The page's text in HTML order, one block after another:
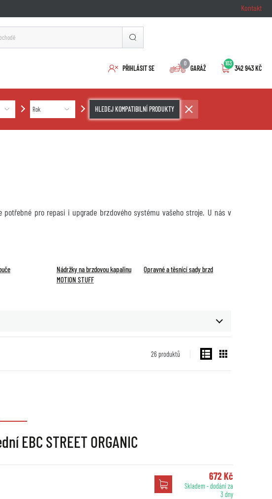
Kontakt
PŘIHLÁSIT SE
0
GARÁŽ
103
342 943 KČ
HLEDEJ KOMPATIBILNÍ PRODUKTY
pro repasi i upgrade brzdového systému vašeho stroje. U nás v
Nádržky na brzdovou kapalinu
MOTION STUFF
Opravné a těsnící sady brzd
26 produktů
EBC STREET ORGANIC
672 Kč
Skladem - dodání za
3 dny